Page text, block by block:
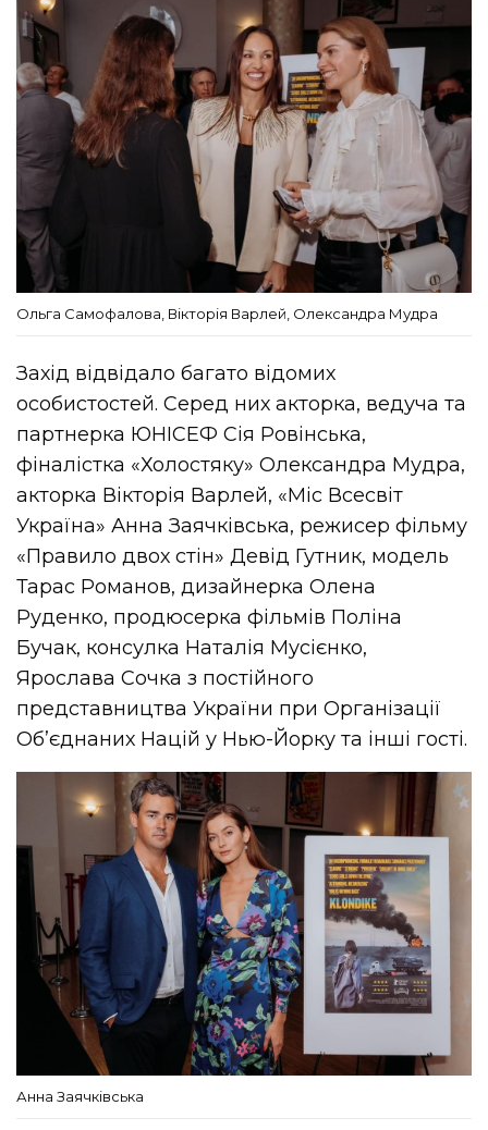
Ольга Самофалова, Вікторія Варлей, Олександра Мудра
Захід відвідало багато відомих
особистостей. Серед них акторка, ведуча та
партнерка ЮНІСЕФ Сія Ровінська,
фіналістка «Холостяку» Олександра Мудра,
акторка Вікторія Варлей, «Міс Всесвіт
Україна» Анна Заячківська, режисер фільму
«Правило двох стін» Девід Гутник, модель
Тарас Романов, дизайнерка Олена
Руденко, продюсерка фільмів Поліна
Бучак, консулка Наталія Мусієнко,
Ярослава Сочка з постійного
представництва України при Організації
Об’єднаних Націй у Нью-Йорку та інші гості.
Анна Заячківська